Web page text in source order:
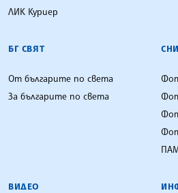
ЛИК Куриер
БГ СВЯТ
От българите по света
За българите по света
ВИДЕО